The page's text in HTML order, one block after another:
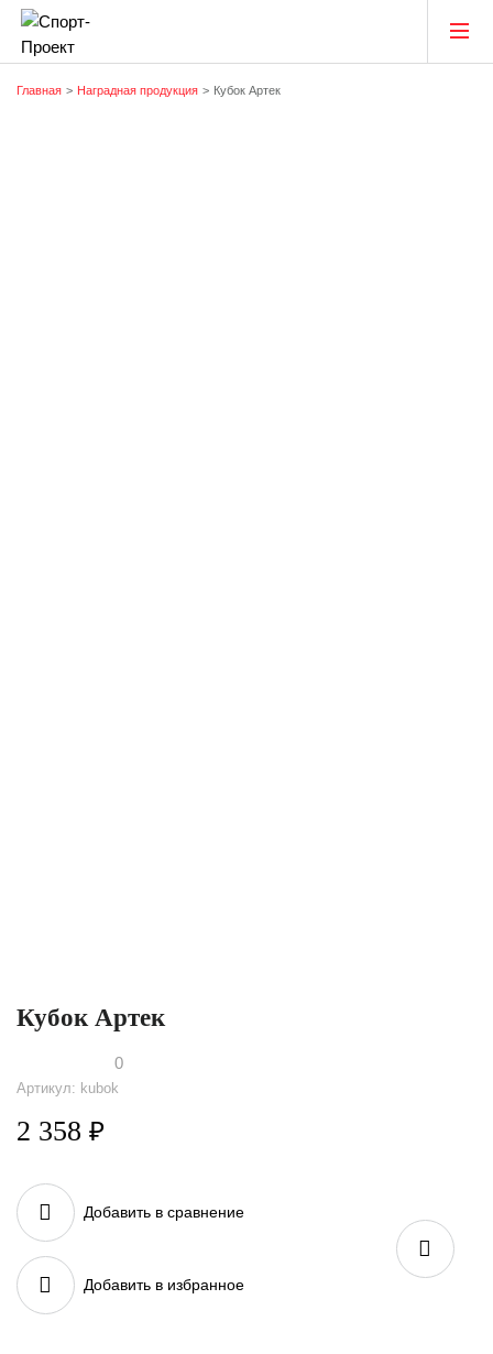
Главная Наградная продукция Кубок Артек
Кубок Артек
0
Артикул: kubok
2 358 ₽
Добавить в сравнение
Добавить в избранное